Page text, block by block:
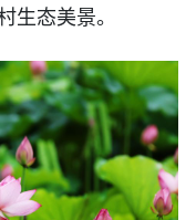
生态美景。